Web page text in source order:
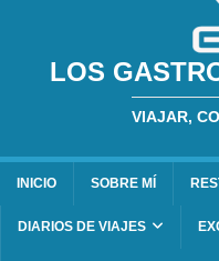
LOS
VIAJAR,
INICIO SOBRE MÍ
DIARIOS DE VIAJES